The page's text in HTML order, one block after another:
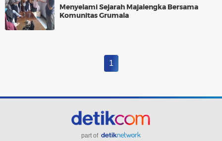
Menyelami Sejarah Majalengka Bersama
Komunitas Grumala
1
part of